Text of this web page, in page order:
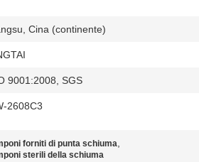
Cina (continente)
9001:2008, SGS
2608C3
forniti di punta schiuma,
sterili della schiuma